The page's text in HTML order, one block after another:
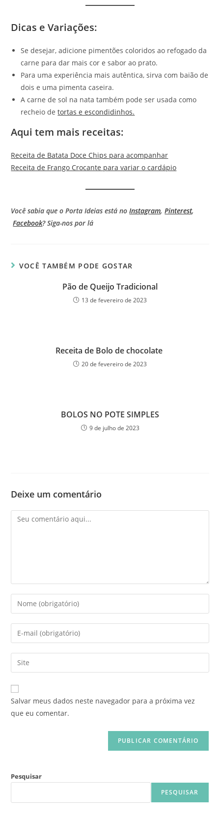
Dicas e Variações:
Se desejar, adicione pimentões coloridos ao refogado da
carne para dar mais cor e sabor ao prato.
Para uma experiência mais autêntica, sirva com baião de
dois e uma pimenta caseira.
A carne de sol na nata também pode ser usada como
recheio detortas e escondidinhos.
Aqui tem mais receitas:
Receita de Batata Doce Chips para acompanhar
Receita de Frango Crocante para variar o cardápio
Você sabia que o Porta Ideias está noInstagram,Pinterest,
Facebook? Siga-nos por lá
VOCÊ TAMBÉM PODE GOSTAR
Pão de Queijo Tradicional
13 de fevereiro de 2023
Receita de Bolo de chocolate
20 de fevereiro de 2023
BOLOS NO POTE SIMPLES
9 de julho de 2023
Deixe um comentário
Salvar meus dados neste navegador para a próxima vez
que eu comentar.
Pesquisar
PESQUISAR